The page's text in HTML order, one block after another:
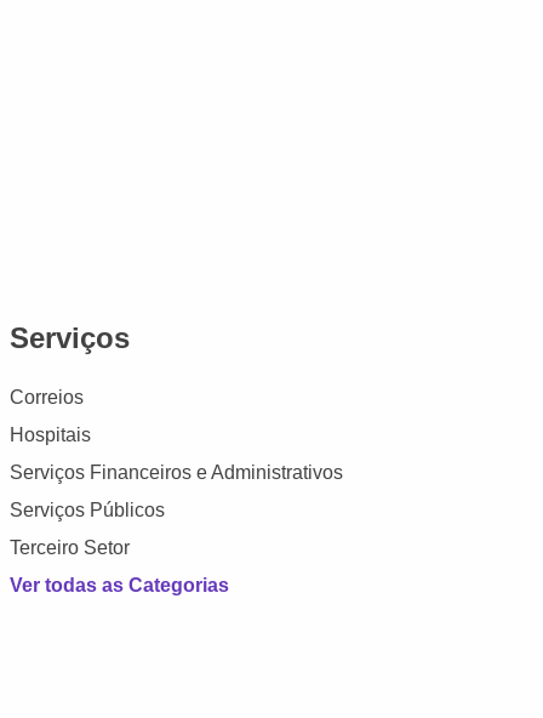
Serviços
Correios
Hospitais
Serviços Financeiros e Administrativos
Serviços Públicos
Terceiro Setor
Ver todas as Categorias